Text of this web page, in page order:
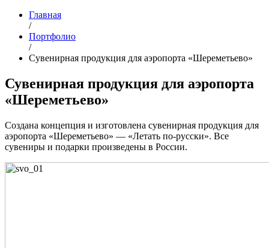
Главная
/
Портфолио
/
Сувенирная продукция для аэропорта «Шереметьево»
Сувенирная продукция для аэропорта
«Шереметьево»
Создана концепция и изготовлена сувенирная продукция для
аэропорта «Шереметьево» — «Летать по-русски». Все
сувениры и подарки произведены в России.